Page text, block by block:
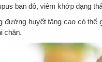
ban đỏ, viêm khớp dạng
huyết tăng cao có thể
chân.